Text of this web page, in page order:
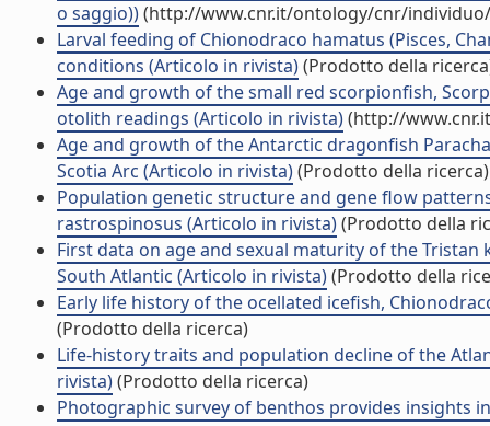
o saggio))(http://www.cnr.it/ontology/cnr/
Larval feeding of Chionodraco hamatus (Pisces,
conditions (Articolo in rivista)(Prodotto della
Age and growth of the small red scorpionfish,
otolith readings (Articolo in rivista)(http://
Age and growth of the Antarctic dragonfish
Scotia Arc (Articolo in rivista)(Prodotto della ricerca)
Population genetic structure and gene flow
rastrospinosus (Articolo in rivista)(Prodotto della
First data on age and sexual maturity of the
South Atlantic (Articolo in rivista)(Prodotto della
Early life history of the ocellated icefish,
(Prodotto della ricerca)
Life-history traits and population decline of the
rivista)(Prodotto della ricerca)
Photographic survey of benthos provides insights